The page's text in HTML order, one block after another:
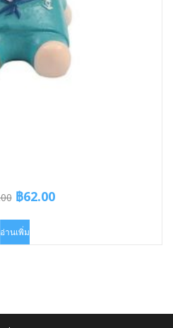
Original
was:
฿62.00Current
อ่านเพิ่ม